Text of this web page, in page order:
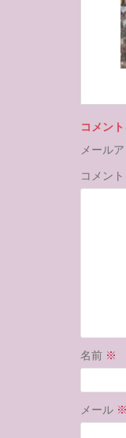
コメン
メール
コメント
名前 ※
メール ※